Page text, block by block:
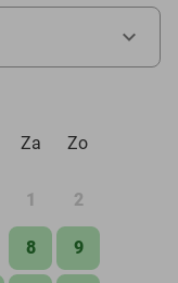
Za Zo
1 2
8 9